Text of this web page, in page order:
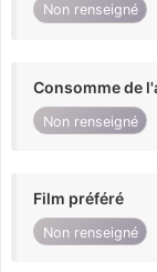
Non renseigné
Consomme de
Non renseigné
Film préféré
Non renseigné